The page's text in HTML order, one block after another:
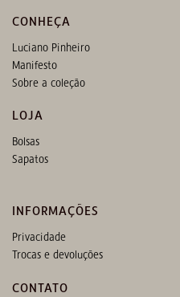
CONHEÇA
Luciano Pinheiro
Manifesto
Sobre a coleção
LOJA
Bolsas
Sapatos
INFORMAÇÕES
Privacidade
Trocas e devoluções
CONTATO